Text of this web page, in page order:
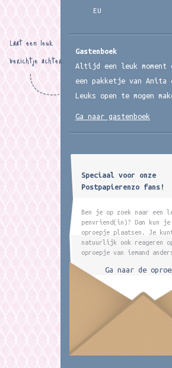
EU
Gastenboek
Altijd een leuk moment
een pakketje van Anita
Leuks open te mogen
Laat een leuk
berichtje achter
Ga naar gastenboek
Speciaal voor onze
Postpapierenzo fans!
Ben je op zoek naar een
penvriend(in)? Dan kun
oproepje plaatsen. Je
natuurlijk ook reageren
oproepje van iemand
Ga naar de